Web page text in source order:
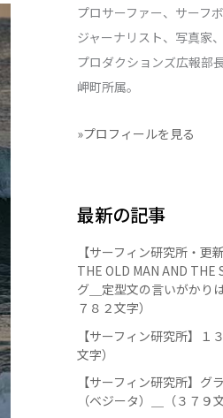
プロサーファー、サーフ
ジャーナリスト、写真家
プロダクションズ広報部
岬町所属。
»プロフィールを見る
最新の記事
【サーフィン研究所・更
THE OLD MAN AND THE
グ＿定型文の言いがかり
７８２文字）
【サーフィン研究所】１
文字）
【サーフィン研究所】グ
（ベジータ）＿（３７９文